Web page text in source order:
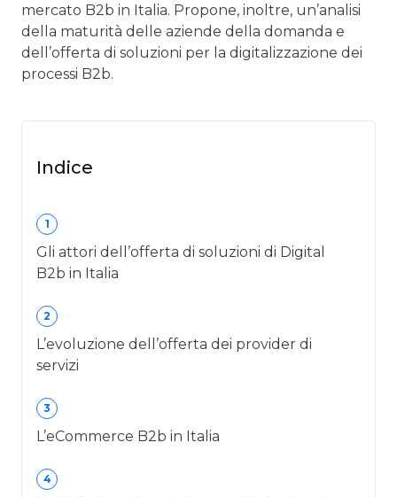
mercato B2b in Italia. Propone, inoltre, un’analisi
della maturità delle aziende della domanda e
dell’offerta di soluzioni per la digitalizzazione dei
processi B2b.
Indice
1
Gli attori dell’offerta di soluzioni di Digital
B2b in Italia
2
L’evoluzione dell’offerta dei provider di
servizi
3
L’eCommerce B2b in Italia
4